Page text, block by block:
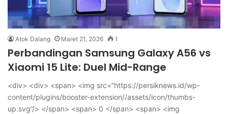
Atok Dalang Maret 21, 2026 1
Perbandingan Samsung Galaxy A56 vs
Xiaomi 15 Lite: Duel Mid-Range
<div> <div> <span> <img src=”https://persiknews.id/wp-
content/plugins/booster-extension//assets/icon/thumbs-
up.svg”/> </span> <span> 0 </span> <span> <img